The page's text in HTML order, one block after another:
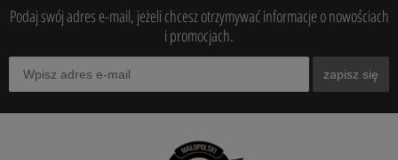
Podaj swój adres e-mail, jeżeli chcesz otrzymywać informacje o nowościach
i promocjach.
zapisz się